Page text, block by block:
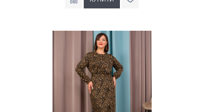
Наклейки Варіант з %